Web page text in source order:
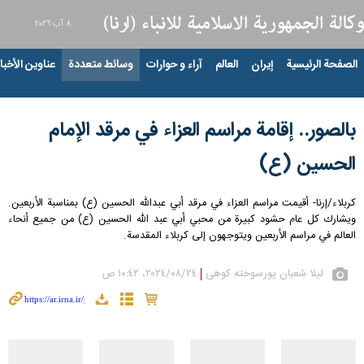
٨ آب ٢٠٢٦
الصفحة الرئيسية إيران العالم آراء و حوارات وسائط متعددة عناوين
بالصور.. إقامة مراسم العزاء في مرقد الإمام
الحسين (ع)
كربلاء/إرنا- أقيمت مراسم العزاء في مرقد أبي عبدالله الحسين (ع) بمناسبة الأربعين.
ويشارك كل عام حشود كبيرة من محبي أبي عبد الله الحسين (ع) من جميع أنحاء
العالم في مراسم الأربعين ويتوجهون إلى كربلاء المقدسة.
لیلا شعبان پورسوخته کوهی ٢٤‏/٠٨‏/٢٠٢٤، ١٠:٤٢ ص